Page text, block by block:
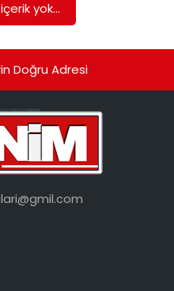
yok...
Doğru Adresi